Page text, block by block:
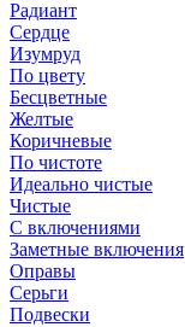
Радиант
Сердце
Изумруд
По цвету
Бесцветные
Желтые
Коричневые
По чистоте
Идеально чистые
Чистые
С включениями
Заметные включения
Оправы
Серьги
Подвески